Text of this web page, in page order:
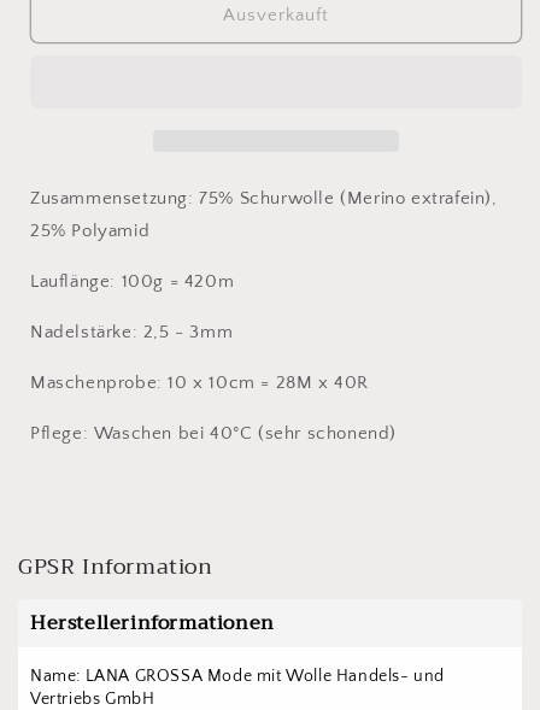
2467
2467
Ausverkauft
Zusammensetzung: 75% Schurwolle (Merino extrafein),
25% Polyamid
Lauflänge: 100g = 420m
Nadelstärke: 2,5 - 3mm
Maschenprobe: 10 x 10cm = 28M x 40R
Pflege: Waschen bei 40°C (sehr schonend)
GPSR Information
Herstellerinformationen
Name: LANA GROSSA Mode mit Wolle Handels- und
Vertriebs GmbH